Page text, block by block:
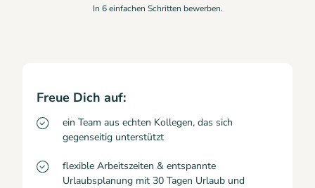
In 6 einfachen Schritten bewerben.
Freue Dich auf:
ein Team aus echten Kollegen, das sich
gegenseitig unterstützt
flexible Arbeitszeiten & entspannte
Urlaubsplanung mit 30 Tagen Urlaub und